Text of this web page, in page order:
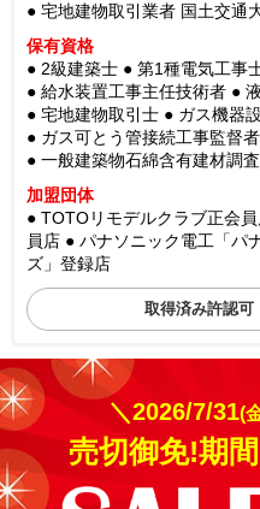
● 宅地建物取引業者 国土交通
保有資格
● 2級建築士 ● 第1種電気工事
● 給水装置工事主任技術者 ●
● 宅地建物取引士 ● ガス機器
● ガス可とう管接続工事監督者
● 一般建築物石綿含有建材調
加盟団体
● TOTOリモデルクラブ正会
員店 ● パナソニック電工「パ
ズ」登録店
取得済み許認可
＼2026/7/31(
売切御免!期